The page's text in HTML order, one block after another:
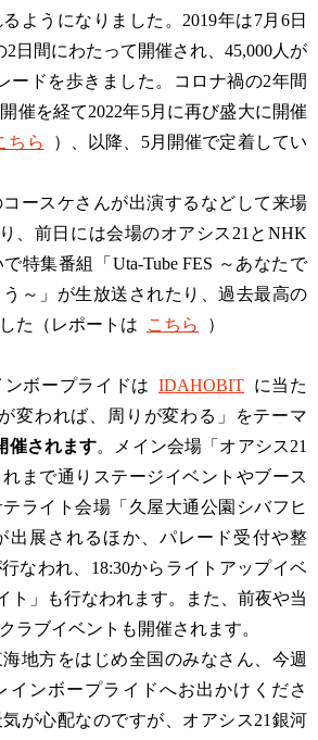
ようになりました。2019年は7月6日
2日間にわたって開催され、45,000人が
ードを歩きました。コロナ禍の2年間
催を経て2022年5月に再び盛大に開催
ちら
）、以降、5月開催で定着してい
ースケさんが出演するなどして来場
、前日には会場のオアシス21とNHK
特集番組「Uta-Tube FES ～あなたで
～」が生放送されたり、過去最高の
た（レポートは
こちら ）
ボープライドは IDAHOBIT に当た
変われば、周りが変わる」をテーマ
催されます。メイン会場「オアシス21
まで通りステージイベントやブース
ライト会場「久屋大通公園シバフヒ
出展されるほか、パレード受付や整
なわれ、18:30からライトアップイベ
ト」も行なわれます。また、前夜や当
ラブイベントも開催されます。
地方をはじめ全国のみなさん、今週
インボープライドへお出かけくださ
が心配なのですが、オアシス21銀河